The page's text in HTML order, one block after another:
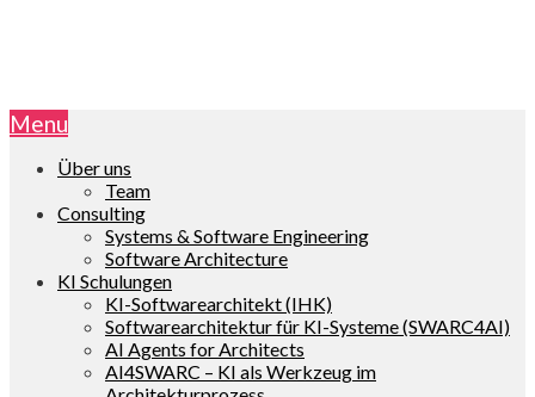
Menu
Über uns
Team
Consulting
Systems & Software Engineering
Software Architecture
KI Schulungen
KI-Softwarearchitekt (IHK)
Softwarearchitektur für KI-Systeme (SWARC4AI)
AI Agents for Architects
AI4SWARC – KI als Werkzeug im